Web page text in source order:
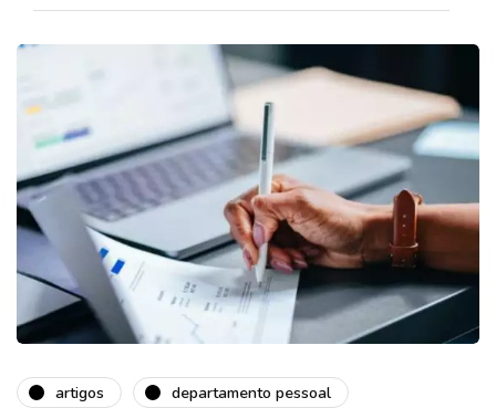
artigos
departamento pessoal